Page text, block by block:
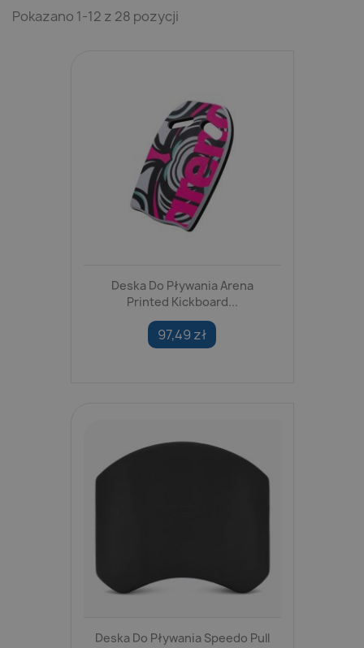
Pokazano 1-12 z 28 pozycji
Deska Do Pływania Arena
Printed Kickboard...
97,49 zł
Deska Do Pływania Speedo Pull